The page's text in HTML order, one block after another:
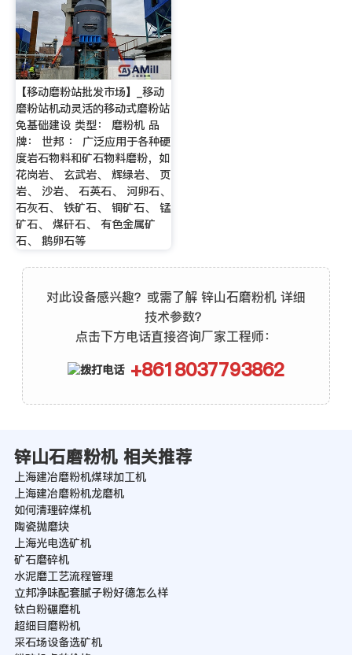
【移动磨粉站批发市场】_移动
磨粉站机动灵活的移动式磨粉站
免基础建设 类型： 磨粉机 品
牌： 世邦 ： 广泛应用于各种硬
度岩石物料和矿石物料磨粉，如
花岗岩、 玄武岩、 辉绿岩、 页
岩、 沙岩、 石英石、 河卵石、
石灰石、 铁矿石、 铜矿石、 锰
矿石、 煤矸石、 有色金属矿
石、 鹅卵石等
对此设备感兴趣？或需了解 锌山石磨粉机 详细
技术参数？
点击下方电话直接咨询厂家工程师：
+8618037793862
锌山石磨粉机 相关推荐
上海建冶磨粉机煤球加工机
上海建冶磨粉机龙磨机
如何清理碎煤机
陶瓷抛磨块
上海光电选矿机
矿石磨碎机
水泥磨工艺流程管理
立邦净味配套腻子粉好德怎么样
钛白粉碾磨机
超细目磨粉机
采石场设备选矿机